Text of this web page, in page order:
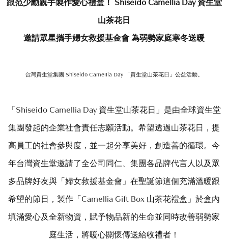
跟范少勳親手製作愛心禮盒！ Shiseido Camellia Day 資生堂
山茶花日
邀請眾星攜手婦女救援基金會 為弱勢家庭寒冬送暖
台灣資生堂集團 Shiseido Camellia Day 「資生堂山茶花日」公益活動。
「Shiseido Camellia Day 資生堂山茶花日」是由全球資生堂
集團發起的企業社會責任志願活動。希望透過山茶花日，提
高員工的社會參與度，並一起分享美好，創造善的循環。今
年台灣資生堂邀請了全公司同仁、集團各品牌代言人以及眾
多品牌好友與「婦女救援基金會」在聖誕節這個充滿溫暖跟
希望的節日，製作「Camellia Gift Box 山茶花禮盒」於盒內
填滿愛心及全新物資，賦予物品新的生命並同時改善弱勢家
庭生活，將暖心關懷傳送給收禮者！